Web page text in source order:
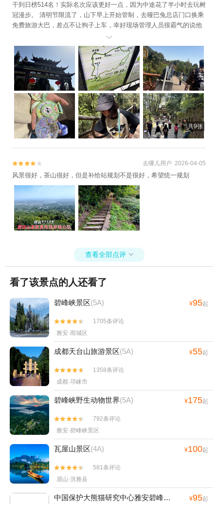
干到日榜514名！实际名次应该更好一点，因为中途花了半小时去玩树
冠漫步。 清明节限流了，山下早上开始管制，去哑巴兔总店门口换乘
免费旅游大巴，差点不让狗子上车，幸好现场管理人员很霸气的说他
负责，让我们上车了，倒是来回折腾，到了山上都11点了。很建议蒙
顶山提前规划限流方案，然后提前通知到各个酒店和网络，让去的人
可以提前规划好，不然都堵在山下调头也很麻烦。 打卡点是从巨型茶
壶广场出发，一路都有指示牌很清晰，就是挺晒的，路上补给点也
多，价格也不太贵，都能接受，从凌云台过一半到万亩茶园就开始上
坡，个人觉得茶花园到天仙池最陡感觉挺远，娃歇了好几回，之后距
离都不太长了，整体来说还算友好。 主要是打卡的徽章吊着，小朋友
也能冲，上山爬上去，下山缆车，成都周边春游直接锁死蒙顶山！ ✅
全程耗时：2h53min（含拍照玩树冠漫步和休息，纯徒步时间约2小
时） ✅ 出行准备：舒适运动鞋+补水+防晒+方便脱的衣服+狗子要拴
绳 ✅ 隐藏福利：集章兑换超可爱纪念章，狗子可以坐缆车哦。 ✅树冠
漫步b线很简单，只有一条滑索，想挑战自己还是挺值得尝试一下，但
试c线，走回去之后就不想了…… 春日的茶山里暴走，把烦恼丢在每
一步的台阶上，把春天和阳光装进口袋里。 小朋友说下次目标：冲进
日榜前100！

共9张

 去哪儿用户 2026-04-05
风景很好，茶山很好，但是补给站规划不是很好，希望统一规划
查看全部点评 
看了该景点的人还看了
碧峰峡景区(5A) ¥95起


1705条评论
雅安·雨城区
成都天台山旅游景区(5A) ¥55起


1358条评论
成都·邛崃市
碧峰峡野生动物世界(5A) ¥175起


792条评论
雅安·碧峰峡景区
瓦屋山景区(4A) ¥100起


581条评论
眉山·洪雅县
中国保护大熊猫研究中心雅安碧峰峡基地 ¥95起